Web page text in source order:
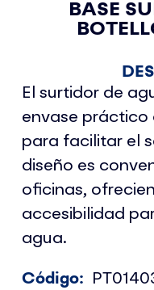
BASE
El surtidor de
envase práctico
para facilitar el
diseño es
oficinas,
accesibilidad
agua.